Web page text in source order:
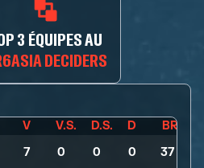
3 ÉQUIPES AU
DECIDERS
V V.S. D.S. D
BR
7 0 0 0 37